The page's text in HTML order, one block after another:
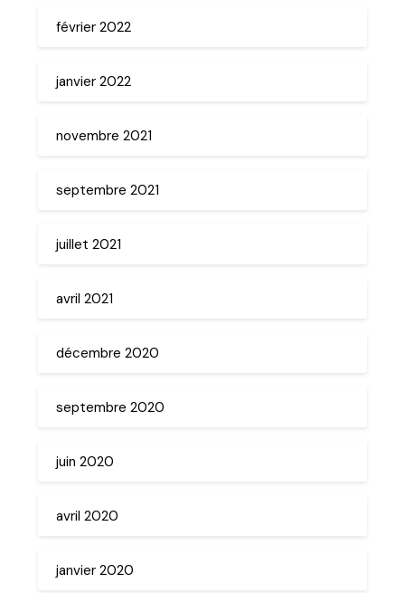
février 2022
janvier 2022
novembre 2021
septembre 2021
juillet 2021
avril 2021
décembre 2020
septembre 2020
juin 2020
avril 2020
janvier 2020